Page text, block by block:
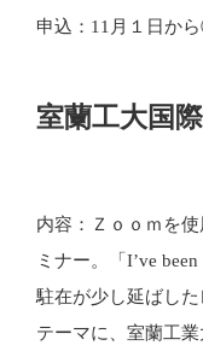
申込：11月１日か
室蘭工大国
内容：Ｚｏｏｍを
ミナー。「I’ve
駐在が少し延ばし
テーマに、室蘭工